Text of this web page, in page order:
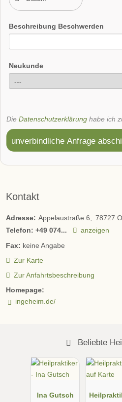
Beschreibung Beschwerden
Neukunde
Die Datenschutzerklärung habe ich
unverbindliche Anfrage
Kontakt
Adresse: Appelaustraße 6 78727
Telefon: +49 074...
anzeigen
Fax: keine Angabe
Zur Karte
Zur Anfahrtsbeschreibung
Homepage:
ingeheim.de/
Beliebte
Ina Gutsch